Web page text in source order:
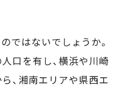
ではないでしょうか。
口を有し、横浜や川崎
、湘南エリアや県西エ